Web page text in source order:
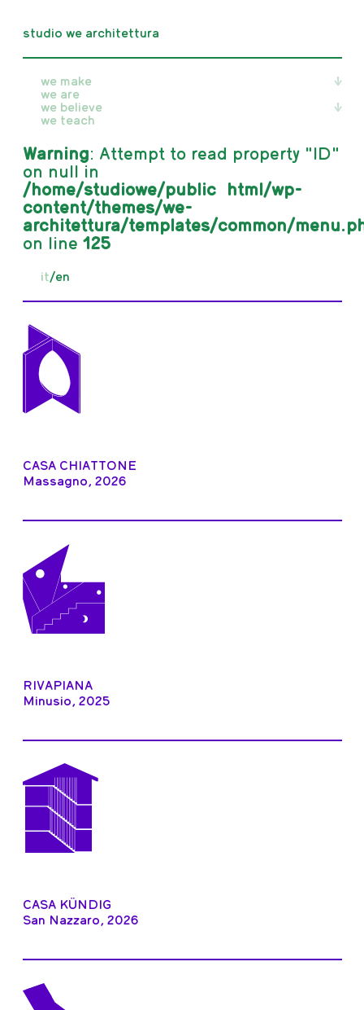
studio we architettura
we make
all
realised
competition
in progress
we are
we believe
writings
publications
exhibitions
we teach
Warning: Attempt to read property "ID"
on null in
/home/studiowe/public_html/wp-
content/themes/we-
architettura/templates/common/
on line 125
it/en
CASA CHIATTONE
Massagno, 2026
RIVAPIANA
Minusio, 2025
CASA KÜNDIG
San Nazzaro, 2026